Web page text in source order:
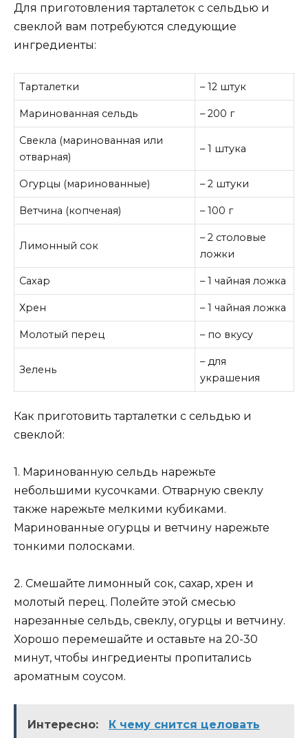
Для приготовления тарталеток с сельдью и
свеклой вам потребуются следующие
ингредиенты:
Тарталетки – 12 штук
Маринованная сельдь – 200 г
Свекла (маринованная или
отварная)
– 1 штука
Огурцы (маринованные) – 2 штуки
Ветчина (копченая) – 100 г
Лимонный сок
– 2 столовые
ложки
Сахар – 1 чайная ложка
Хрен – 1 чайная ложка
Молотый перец – по вкусу
Зелень
– для
украшения
Как приготовить тарталетки с сельдью и
свеклой:
1. Маринованную сельдь нарежьте
небольшими кусочками. Отварную свеклу
также нарежьте мелкими кубиками.
Маринованные огурцы и ветчину нарежьте
тонкими полосками.
2. Смешайте лимонный сок, сахар, хрен и
молотый перец. Полейте этой смесью
нарезанные сельдь, свеклу, огурцы и ветчину.
Хорошо перемешайте и оставьте на 20-30
минут, чтобы ингредиенты пропитались
ароматным соусом.
Интересно:
К чему снится целовать